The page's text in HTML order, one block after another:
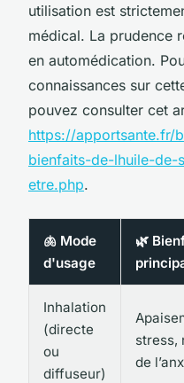
utilisation est
médical. La prudence
en automédication.
connaissances sur
pouvez consulter cet
https://apportsante.fr/
bienfaits-de-lhuile-
etre.php.
🫁 Mode
d'usage
🌿
Inhalation
(directe
ou
diffuseur)
stress,
de